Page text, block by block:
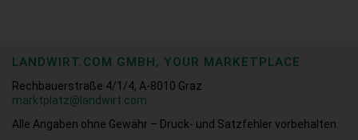
LANDWIRT.COM GMBH, YOUR MARKETPLACE
Rechbauerstraße 4/1/4, A-8010 Graz
marktplatz@landwirt.com
Alle Angaben ohne Gewähr – Druck- und Satzfehler vorbehalten.